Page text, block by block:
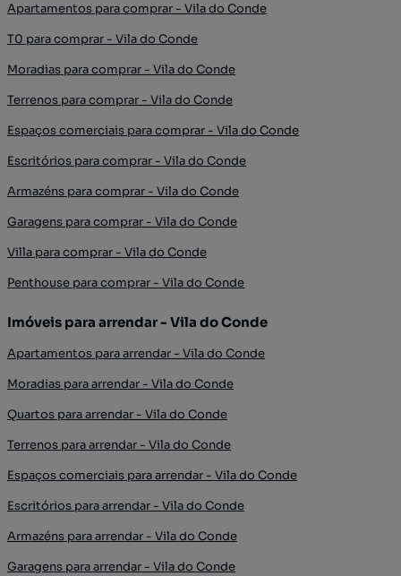
Apartamentos para comprar - Vila do Conde
T0 para comprar - Vila do Conde
Moradias para comprar - Vila do Conde
Terrenos para comprar - Vila do Conde
Espaços comerciais para comprar - Vila do Conde
Escritórios para comprar - Vila do Conde
Armazéns para comprar - Vila do Conde
Garagens para comprar - Vila do Conde
Villa para comprar - Vila do Conde
Penthouse para comprar - Vila do Conde
Imóveis para arrendar - Vila do Conde
Apartamentos para arrendar - Vila do Conde
Moradias para arrendar - Vila do Conde
Quartos para arrendar - Vila do Conde
Terrenos para arrendar - Vila do Conde
Espaços comerciais para arrendar - Vila do Conde
Escritórios para arrendar - Vila do Conde
Armazéns para arrendar - Vila do Conde
Garagens para arrendar - Vila do Conde